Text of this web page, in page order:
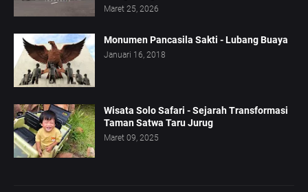
Maret 25, 2026
Monumen Pancasila Sakti - Lubang Buaya
Januari 16, 2018
Wisata Solo Safari - Sejarah Transformasi
Taman Satwa Taru Jurug
Maret 09, 2025